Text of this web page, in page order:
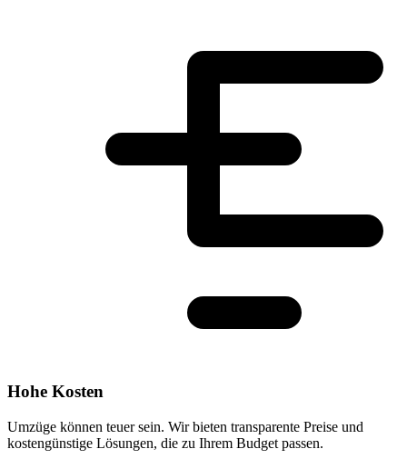
Hohe Kosten
Umzüge können teuer sein. Wir bieten transparente Preise und
kostengünstige Lösungen, die zu Ihrem Budget passen.